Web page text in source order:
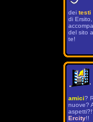
dei testi
di
del sito
te!
amici?
nuove?
Ercity!!